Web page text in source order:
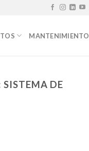
MANTENIMIENTO
SISTEMA DE